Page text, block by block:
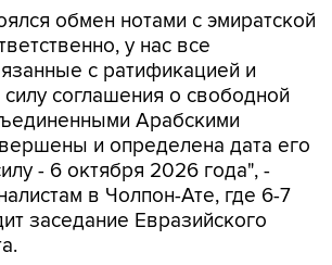
обмен нотами с эмиратской
у нас все
с ратификацией и
соглашения о свободной
Арабскими
и определена дата его
- 6 октября 2026 года", -
в Чолпон-Ате, где 6-7
заседание Евразийского